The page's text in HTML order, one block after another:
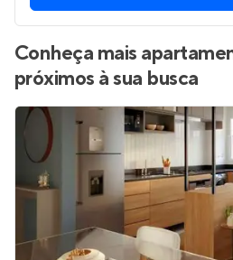
Conheça mais
próximos à sua busca